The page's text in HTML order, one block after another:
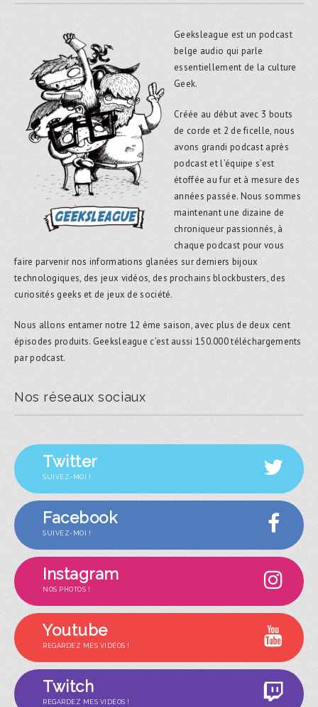
Geeksleague est un podcast
belge audio qui parle
essentiellement de la culture
Geek.
Créée au début avec 3 bouts
de corde et 2 de ficelle, nous
avons grandi podcast après
podcast et l’équipe s’est
étoffée au fur et à mesure des
années passée. Nous sommes
maintenant une dizaine de
chroniqueur passionnés, à
chaque podcast pour vous
faire parvenir nos informations glanées sur derniers bijoux
technologiques, des jeux vidéos, des prochains blockbusters, des
curiosités geeks et de jeux de société.
Nous allons entamer notre 12 ème saison, avec plus de deux cent
épisodes produits. Geeksleague c’est aussi 150.000 téléchargements
par podcast.
Nos réseaux sociaux
Twitter
SUIVEZ-MOI !
Facebook
SUIVEZ-MOI !
Instagram
NOS PHOTOS !
Youtube
REGARDEZ MES VIDÉOS !
Twitch
REGARDEZ MES VIDÉOS !